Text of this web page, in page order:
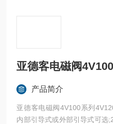
亚德客电磁阀
产品简介
亚德客电磁阀4V100系列
内部引导式或外部引导式可选